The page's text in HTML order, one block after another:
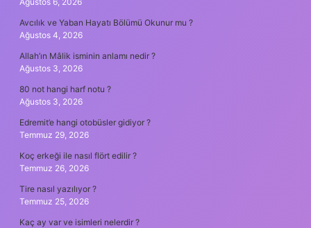
Avcılık ve Yaban Hayatı Bölümü Okunur mu ?
Ağustos 4, 2026
Allah’ın Mâlik isminin anlamı nedir ?
Ağustos 3, 2026
80 not hangi harf notu ?
Ağustos 3, 2026
Edremit’e hangi otobüsler gidiyor ?
Temmuz 29, 2026
Koç erkeği ile nasıl flört edilir ?
Temmuz 26, 2026
Tire nasıl yazılıyor ?
Temmuz 25, 2026
Kaç ay var ve isimleri nelerdir ?